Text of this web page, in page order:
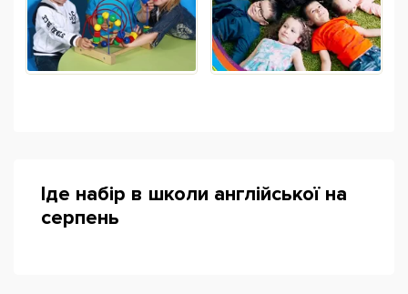
Іде набір в школи англійської на
серпень